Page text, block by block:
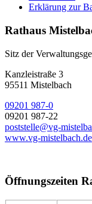
Erklärung zur
Rathaus
Sitz der
Kanzleistraße 3
95511 Mistelbach
09201 987-0
09201 987-22
poststelle@vg-
www.vg-mistelbach.de
Öffnungszeiten